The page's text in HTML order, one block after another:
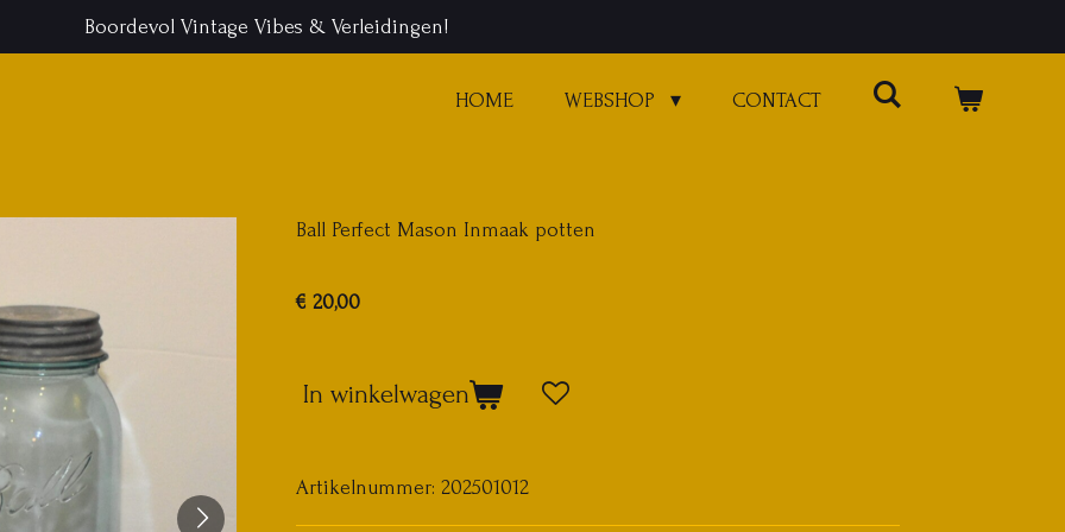
Boordevol Vintage Vibes & Verleidingen!
HOME WEBSHOP CONTACT
Ball Perfect Mason Inmaak potten
€ 20,00
In winkelwagen
Artikelnummer: 202501012